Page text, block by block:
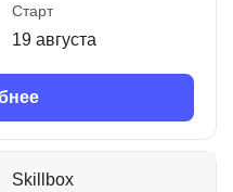
Старт
19 августа
Skillbox